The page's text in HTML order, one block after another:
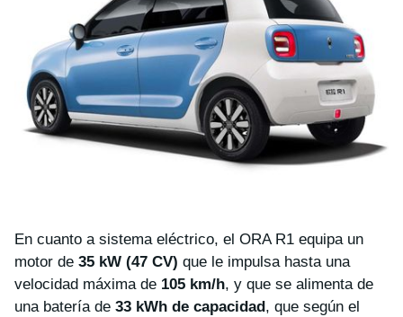
En cuanto a sistema eléctrico, el ORA R1 equipa un
motor de 35 kW (47 CV) que le impulsa hasta una
velocidad máxima de 105 km/h, y que se alimenta de
una batería de 33 kWh de capacidad , que según el